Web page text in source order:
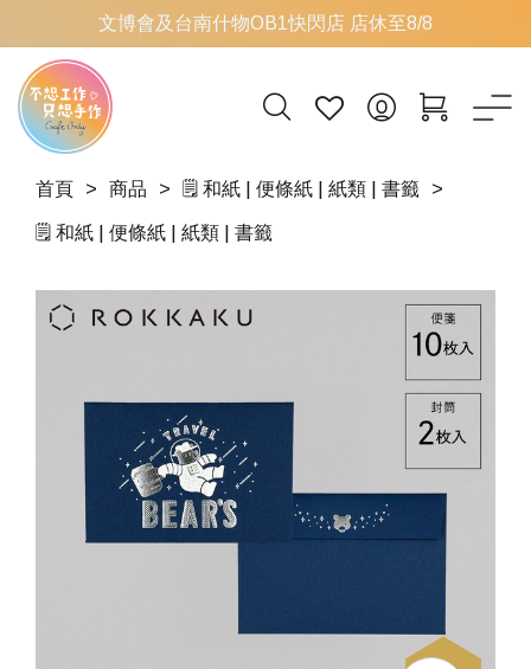
文博會及台南什物OB1快閃店 店休至8/8
首頁 商品 🗒️ 和紙 | 便條紙 | 紙類 | 書籤
🗒️ 和紙 | 便條紙 | 紙類 | 書籤